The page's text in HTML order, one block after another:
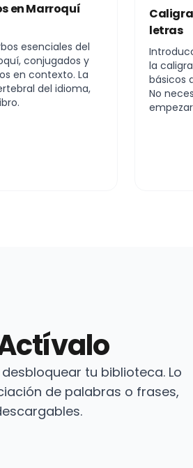
en Marroquí
esenciales del
conjugados y
en contexto. La
del idioma,
Amazon Ver →
letras
la
básicos
No
tu biblioteca. Lo
de palabras o frases,